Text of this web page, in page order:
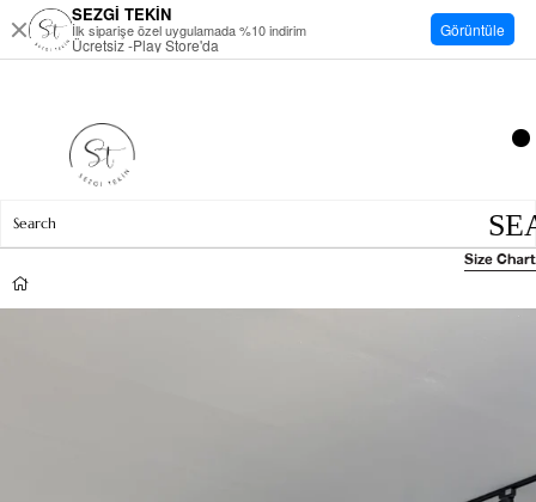
Size Chart
SEZGİ TEKİN
İlk siparişe özel uygulamada %10 indirim
Ücretsiz -Play Store'da
Görüntüle